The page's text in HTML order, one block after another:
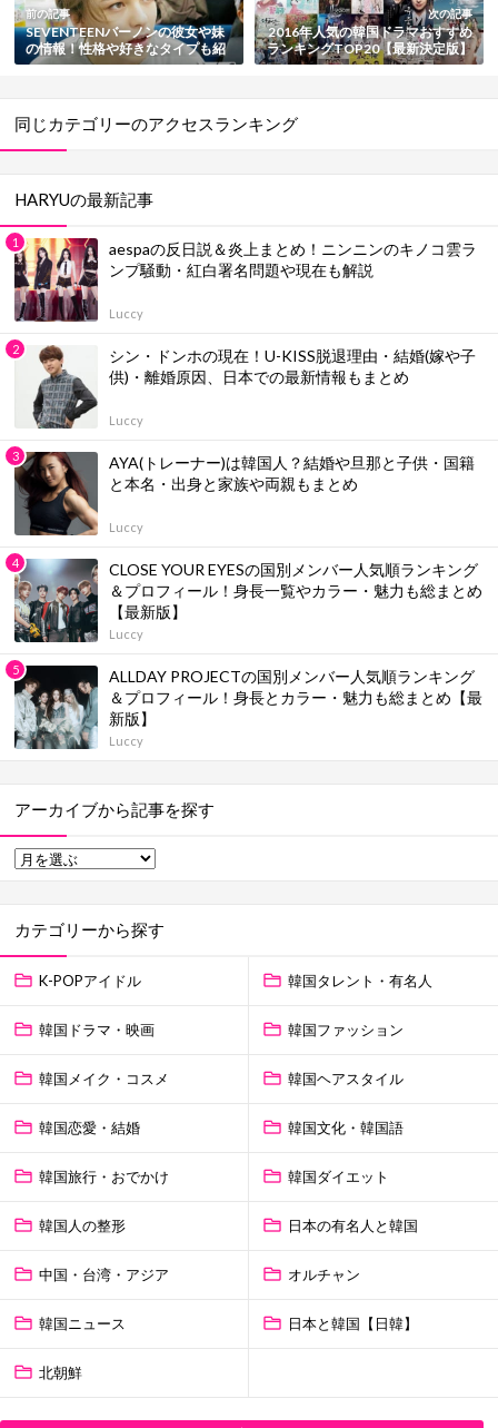
前の記事
SEVENTEENバーノンの彼女や妹
の情報！性格や好きなタイプも紹
介【セブチ】
次の記事
2016年人気の韓国ドラマおすすめ
ランキングTOP20【最新決定版】
同じカテゴリーのアクセスランキング
HARYUの最新記事
aespaの反日説＆炎上まとめ！ニンニンのキノコ雲ラ
ンプ騒動・紅白署名問題や現在も解説
Luccy
シン・ドンホの現在！U-KISS脱退理由・結婚(嫁や子
供)・離婚原因、日本での最新情報もまとめ
Luccy
AYA(トレーナー)は韓国人？結婚や旦那と子供・国籍
と本名・出身と家族や両親もまとめ
Luccy
CLOSE YOUR EYESの国別メンバー人気順ランキング
＆プロフィール！身長一覧やカラー・魅力も総まとめ
【最新版】
Luccy
ALLDAY PROJECTの国別メンバー人気順ランキング
＆プロフィール！身長とカラー・魅力も総まとめ【最
新版】
Luccy
アーカイブから記事を探す
カテゴリーから探す
K-POPアイドル 韓国タレント・有名人
韓国ドラマ・映画 韓国ファッション
韓国メイク・コスメ 韓国ヘアスタイル
韓国恋愛・結婚 韓国文化・韓国語
韓国旅行・おでかけ 韓国ダイエット
韓国人の整形 日本の有名人と韓国
中国・台湾・アジア オルチャン
韓国ニュース 日本と韓国【日韓】
北朝鮮